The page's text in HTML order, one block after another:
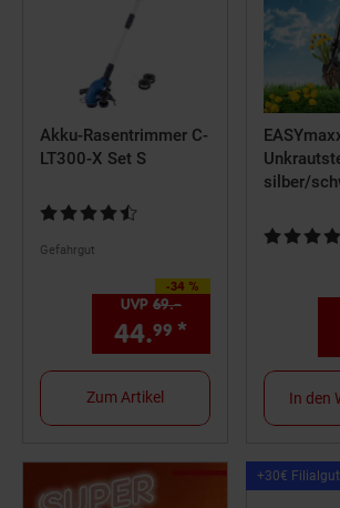
Akku-Rasentrimmer C-
LT300-X Set S
Kundenbewertung: 4,45 von 5 Sternen
Gefahrgut
-34 %
Sie Sparen 34 Prozent,
UVP 69.–
44.99 * Aktueller
Zum Artikel
silber/
In den
+30€